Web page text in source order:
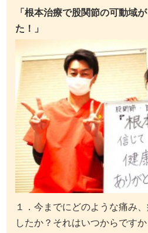
「根本治療で股関節の可動域
た！」
１．今までにどのような痛み
したか？それはいつからですか